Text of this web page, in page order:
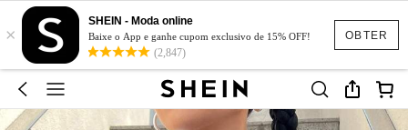
OBTER
×
SHEIN - Moda online
Baixe o App e ganhe cupom exclusivo de 15% OFF!
(2,847)